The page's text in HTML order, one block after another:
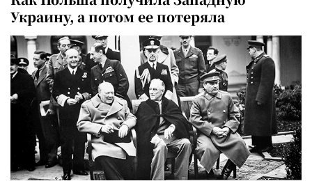
Украину, а потом ее потеряла